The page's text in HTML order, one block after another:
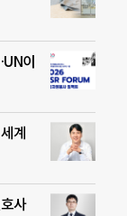
이
계
사